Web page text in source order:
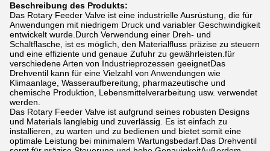
Beschreibung des Produkts:
Das Rotary Feeder Valve ist eine industrielle Ausrüstung, die für
Anwendungen mit niedrigem Druck und variabler Geschwindigkeit
entwickelt wurde.Durch Verwendung einer Dreh- und
Schaltflasche, ist es möglich, den Materialfluss präzise zu steuern
und eine effiziente und genaue Zufuhr zu gewährleisten.für
verschiedene Arten von Industrieprozessen geeignetDas
Drehventil kann für eine Vielzahl von Anwendungen wie
Klimaanlage, Wasseraufbereitung, pharmazeutische und
chemische Produktion, Lebensmittelverarbeitung usw. verwendet
werden.
Das Rotary Feeder Valve ist aufgrund seines robusten Designs
und Materials langlebig und zuverlässig. Es ist einfach zu
installieren, zu warten und zu bedienen und bietet somit eine
optimale Leistung bei minimalem Wartungsbedarf.Das Drehventil